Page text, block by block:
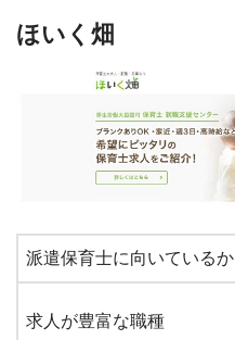
ほいく畑
派遣保育士に向いているか
求人が豊富な職種